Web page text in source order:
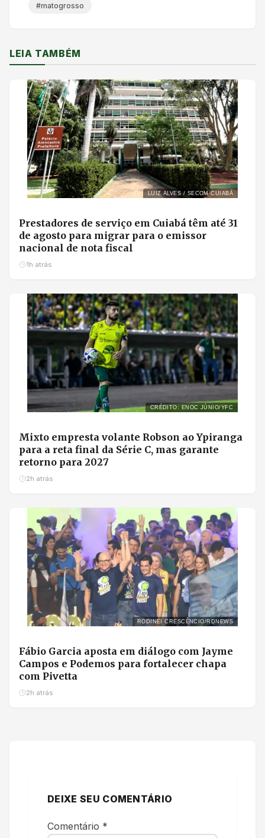
#matogrosso
LEIA TAMBÉM
LUIZ ALVES / SECOM CUIABÁ
Prestadores de serviço em Cuiabá têm até 31
de agosto para migrar para o emissor
nacional de nota fiscal
1h atrás
CRÉDITO: ENOC JÚNIO/YFC
Mixto empresta volante Robson ao Ypiranga
para a reta final da Série C, mas garante
retorno para 2027
2h atrás
RODINEI CRESCÊNCIO/RDNEWS
Fábio Garcia aposta em diálogo com Jayme
Campos e Podemos para fortalecer chapa
com Pivetta
2h atrás
DEIXE SEU COMENTÁRIO
Comentário *